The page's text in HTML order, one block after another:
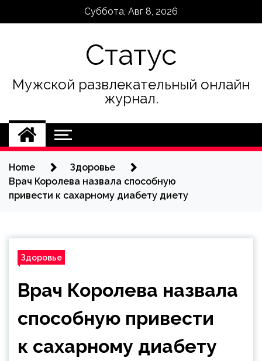
Суббота, Авг 8, 2026
Статус
Мужской развлекательный онлайн
журнал.
Home
Здоровье
Врач Королева назвала способную
привести к сахарному диабету диету
Здоровье
Врач Королева назвала
способную привести
к сахарному диабету